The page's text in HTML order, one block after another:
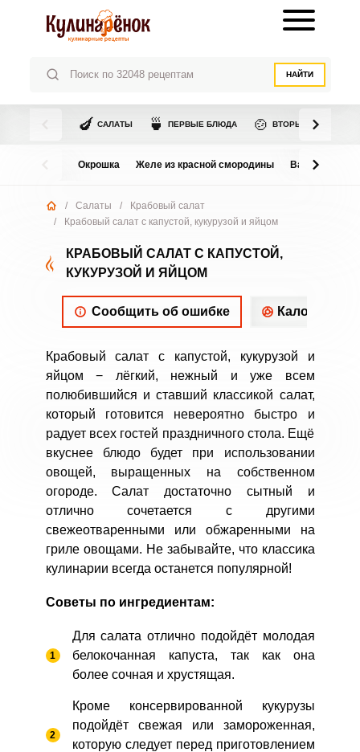
НАЙТИ
🍆 САЛАТЫ 🍵 ПЕРВЫЕ БЛЮДА 🍲 ВТОРЫЕ БЛЮДА
Окрошка Желе из красной смородины Варенье из
/ Салаты /
Крабовый салат
/
Крабовый салат с капустой, кукурузой и яйцом
КРАБОВЫЙ САЛАТ С КАПУСТОЙ,
КУКУРУЗОЙ И ЯЙЦОМ
Сообщить об ошибке
Крабовый салат с капустой, кукурузой и
яйцом − лёгкий, нежный и уже всем
полюбившийся и ставший классикой салат,
который готовится невероятно быстро и
радует всех гостей праздничного стола. Ещё
вкуснее блюдо будет при использовании
овощей, выращенных на собственном
огороде. Салат достаточно сытный и
отлично сочетается с другими
свежеотваренными или обжаренными на
гриле овощами. Не забывайте, что классика
кулинарии всегда останется популярной!
Советы по ингредиентам:
Для салата отлично подойдёт молодая
белокочанная капуста, так как она
более сочная и хрустящая.
Кроме консервированной кукурузы
подойдёт свежая или замороженная,
которую следует перед приготовлением